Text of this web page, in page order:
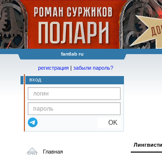
fantlab ru
регистрация | забыли пароль?
вход
OK
Главная